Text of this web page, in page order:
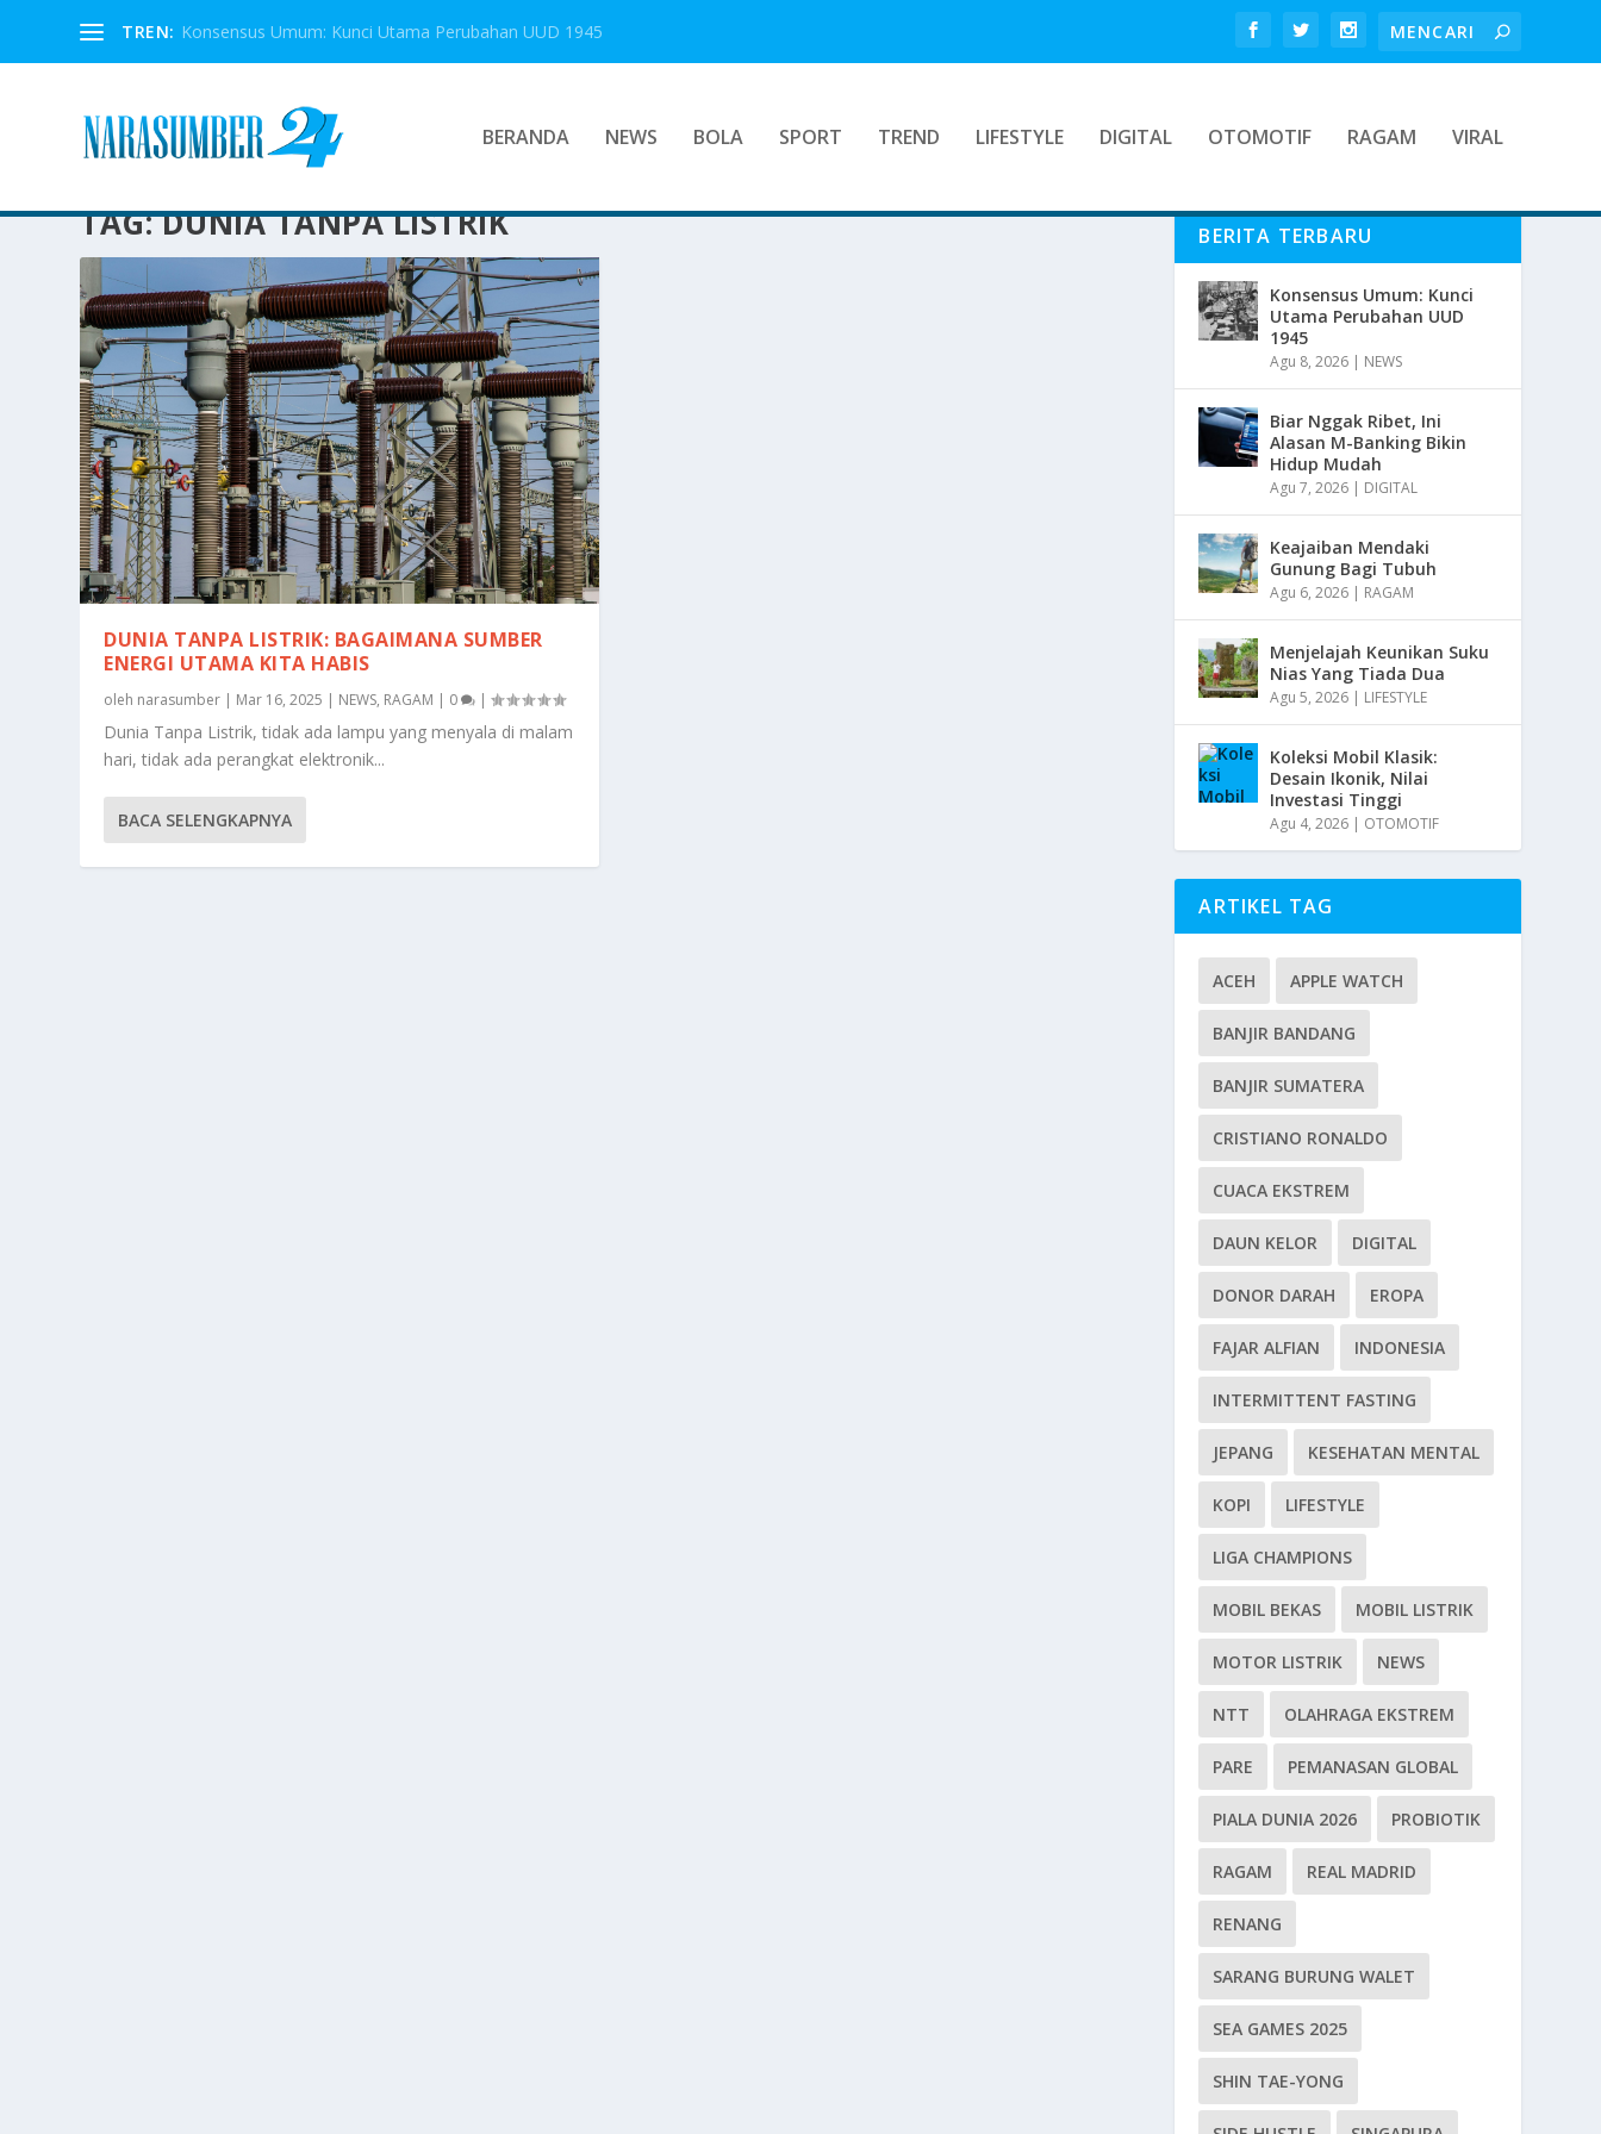
TREN: Konsensus Umum: Kunci Utama Perubahan UUD 1945
BERANDA NEWS BOLA SPORT TREND LIFESTYLE DIGITAL OTOMOTIF RAGAM VIRAL
TAG:DUNIA TANPA LISTRIK
DUNIA TANPA LISTRIK: BAGAIMANA SUMBER
ENERGI UTAMA KITA HABIS
oleh narasumber | Mar 16, 2025 | NEWS, RAGAM | 0 |
Dunia Tanpa Listrik, tidak ada lampu yang menyala di malam
hari, tidak ada perangkat elektronik...
BACA SELENGKAPNYA
BERITA TERBARU
Konsensus Umum: Kunci
Utama Perubahan UUD
1945
Agu 8, 2026 | NEWS
Biar Nggak Ribet, Ini
Alasan M-Banking Bikin
Hidup Mudah
Agu 7, 2026 | DIGITAL
Keajaiban Mendaki
Gunung Bagi Tubuh
Agu 6, 2026 | RAGAM
Menjelajah Keunikan Suku
Nias Yang Tiada Dua
Agu 5, 2026 | LIFESTYLE
Koleksi Mobil Klasik:
Desain Ikonik, Nilai
Investasi Tinggi
Agu 4, 2026 | OTOMOTIF
ARTIKEL TAG
ACEH APPLE WATCH
BANJIR BANDANG
BANJIR SUMATERA
CRISTIANO RONALDO
CUACA EKSTREM
DAUN KELOR DIGITAL
DONOR DARAH EROPA
FAJAR ALFIAN INDONESIA
INTERMITTENT FASTING
JEPANG KESEHATAN MENTAL
KOPI LIFESTYLE
LIGA CHAMPIONS
MOBIL BEKAS MOBIL LISTRIK
MOTOR LISTRIK NEWS
NTT OLAHRAGA EKSTREM
PARE PEMANASAN GLOBAL
PIALA DUNIA 2026 PROBIOTIK
RAGAM REAL MADRID
RENANG
SARANG BURUNG WALET
SEA GAMES 2025
SHIN TAE-YONG